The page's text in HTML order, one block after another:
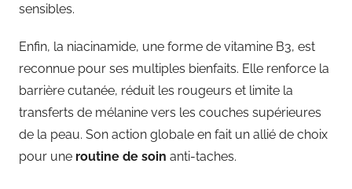
sensibles.
Enfin, la niacinamide, une forme de vitamine B3, est
reconnue pour ses multiples bienfaits. Elle renforce la
barrière cutanée, réduit les rougeurs et limite la
transferts de mélanine vers les couches supérieures
de la peau. Son action globale en fait un allié de choix
pour une routine de soin anti-taches.